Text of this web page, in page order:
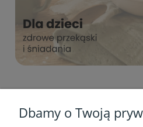
Dbamy o Twoją